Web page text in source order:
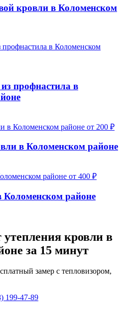
кровли в Коломенском
профнастила в
от 200 ₽
в Коломенском районе
от 400 ₽
Коломенском районе
кровли в
за 15 минут
замер с тепловизором,
199-47-89